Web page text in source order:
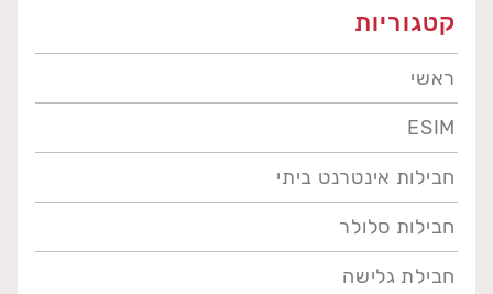
קטגוריות
ראשי
ESIM
חבילות אינטרנט ביתי
חבילות סלולר
חבילת גלישה